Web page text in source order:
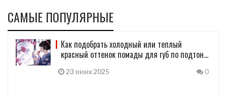
САМЫЕ ПОПУЛЯРНЫЕ
Как подобрать холодный или теплый
красный оттенок помады для губ по подтону
23 июня 2025 0